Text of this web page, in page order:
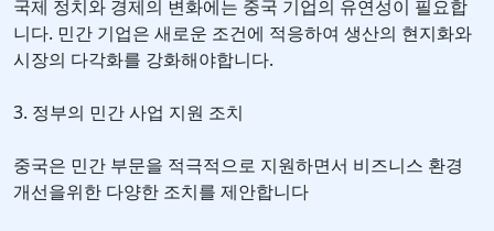
국제 정치와 경제의 변화에는 중국 기업의 유연성이 필요합
니다. 민간 기업은 새로운 조건에 적응하여 생산의 현지화와
시장의 다각화를 강화해야합니다.
3. 정부의 민간 사업 지원 조치
중국은 민간 부문을 적극적으로 지원하면서 비즈니스 환경
개선을위한 다양한 조치를 제안합니다